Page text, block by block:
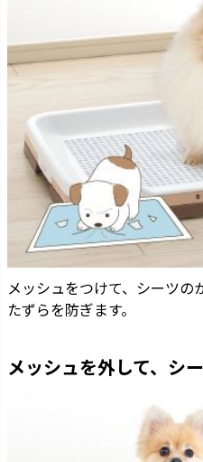
メッシュをつけて、シーツ
たずらを防ぎます。
メッシュを外して、シ